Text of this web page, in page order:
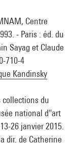
Centre
- Paris : éd. du
Sayag et Claude
710-4
Kandinsky
collections du
national d''art
26 janvier 2015.
dir. de Catherine